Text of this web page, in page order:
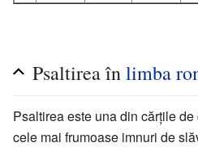
Psaltirea înlimba
Psaltirea este una din cărțile
cele mai frumoase imnuri de